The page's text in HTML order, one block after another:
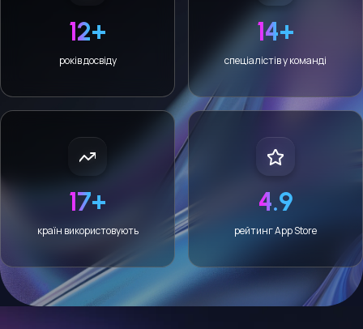
12+
років досвіду
14+
спеціалістів у команді
17+
країн використовують
4.9
рейтинг App Store